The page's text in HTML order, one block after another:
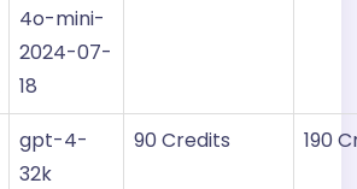
4o-mini-
2024-07-
18
gpt-4-
32k
90 Credits 190